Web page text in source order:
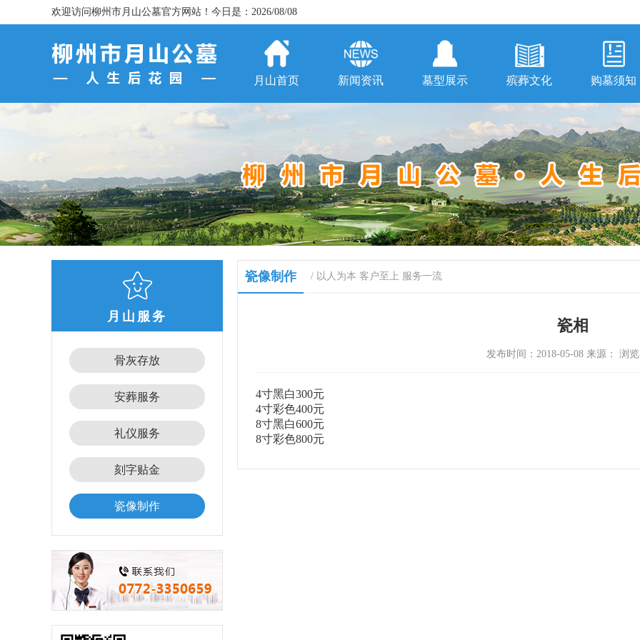
欢迎访问柳州市月山公墓官方网站！今日是：2026/08/08
月山首页 新闻资讯 墓型展示 殡葬文化 购墓须知
月山服务
骨灰存放
安葬服务
礼仪服务
刻字贴金
瓷像制作
瓷像制作 / 以人为本 客户至上 服务一流
瓷相
发布时间：2018-05-08 来源： 浏
4寸黑白300元
4寸彩色400元
8寸黑白600元
8寸彩色800元